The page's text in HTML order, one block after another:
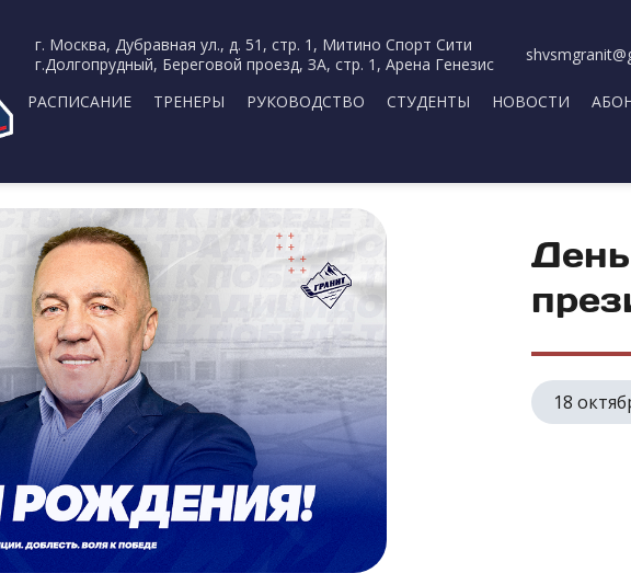
г. Москва, Дубравная ул., д. 51, стр. 1, Митино Спорт Сити
г.Долгопрудный, Береговой проезд, ЗА, стр. 1, Арена Генезис
РАСПИСАНИЕ ТРЕНЕРЫ РУКОВОДСТВО СТУДЕНТЫ НОВОСТИ
18